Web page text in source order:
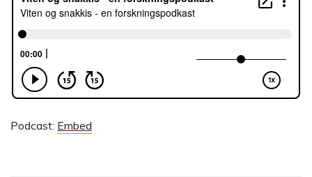
Podcast: Embed